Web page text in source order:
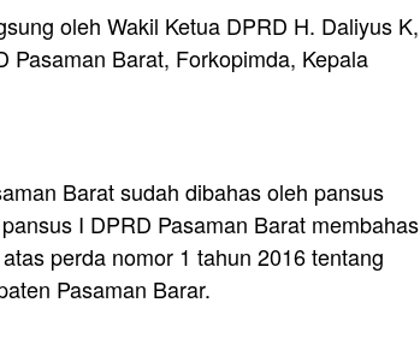
oleh Wakil Ketua DPRD H. Daliyus K,
Pasaman Barat, Forkopimda, Kepala
Barat sudah dibahas oleh pansus
I DPRD Pasaman Barat membahas
perda nomor 1 tahun 2016 tentang
Pasaman Barar.